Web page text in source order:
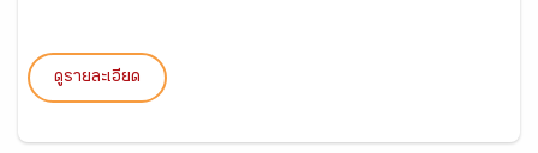
ดูรายละเอียด